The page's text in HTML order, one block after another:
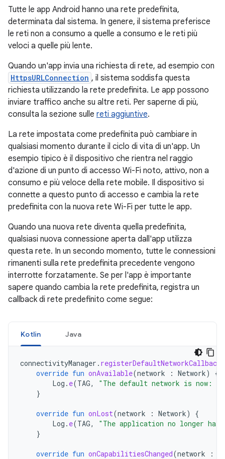
Tutte le app Android hanno una rete predefinita,
determinata dal sistema. In genere, il sistema preferisce
le reti non a consumo a quelle a consumo e le reti più
veloci a quelle più lente.
Quando un'app invia una richiesta di rete, ad esempio con
HttpsURLConnection , il sistema soddisfa questa
richiesta utilizzando la rete predefinita. Le app possono
inviare traffico anche su altre reti. Per saperne di più,
consulta la sezione sulle reti aggiuntive.
La rete impostata come predefinita può cambiare in
qualsiasi momento durante il ciclo di vita di un'app. Un
esempio tipico è il dispositivo che rientra nel raggio
d'azione di un punto di accesso Wi-Fi noto, attivo, non a
consumo e più veloce della rete mobile. Il dispositivo si
connette a questo punto di accesso e cambia la rete
predefinita con la nuova rete Wi-Fi per tutte le app.
Quando una nuova rete diventa quella predefinita,
qualsiasi nuova connessione aperta dall'app utilizza
questa rete. In un secondo momento, tutte le connessioni
rimanenti sulla rete predefinita precedente vengono
interrotte forzatamente. Se per l'app è importante
sapere quando cambia la rete predefinita, registra un
callback di rete predefinito come segue:
Kotlin Java
connectivityManager . registerDefaultNetworkCallback
override fun onAvailable(network : Network)
{
Log . e(TAG,
"The default network is now: "
}
override fun onLost(network : Network)
{
Log . e(TAG,
"The application no longer
}
override fun onCapabilitiesChanged(network :